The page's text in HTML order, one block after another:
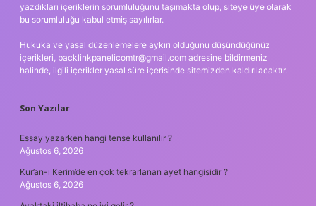
yazdıkları içeriklerin sorumluluğunu taşımakta olup, siteye üye olarak
bu sorumluluğu kabul etmiş sayılırlar.
Hukuka ve yasal düzenlemelere aykırı olduğunu düşündüğünüz
içerikleri, backlinkpanelicomtr@gmail.com adresine bildirmeniz
halinde, ilgili içerikler yasal süre içerisinde sitemizden kaldırılacaktır.
Son Yazılar
Essay yazarken hangi tense kullanılır ?
Ağustos 6, 2026
Kur’an-ı Kerim’de en çok tekrarlanan ayet hangisidir ?
Ağustos 6, 2026